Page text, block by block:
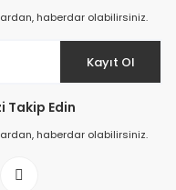
haberdar olabilirsiniz.
Kayıt Ol
Takip Edin
haberdar olabilirsiniz.